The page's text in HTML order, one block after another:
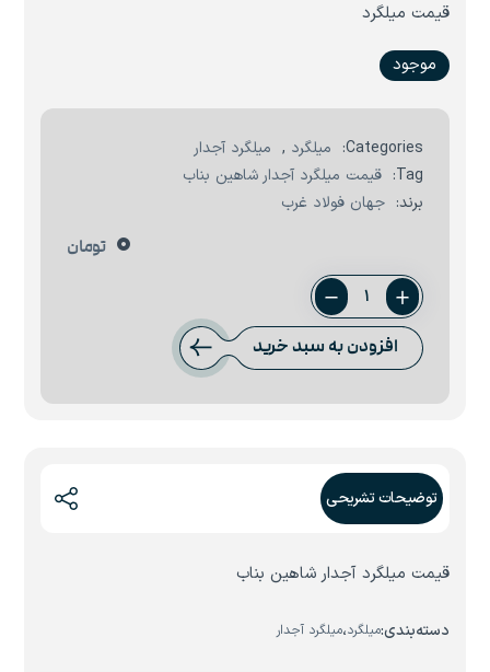
قیمت میلگرد
موجود
Categories: میلگرد , میلگرد آجدار
Tag:
قیمت میلگرد آجدار شاهین بناب
برند: جهان فولاد غرب
0 تومان
میلگرد
12
شاهین
افزودن به سبد خرید
توضیحات تشریحی
قیمت میلگرد آجدار شاهین بناب
دسته‌بندی:میلگرد،میلگرد آجدار